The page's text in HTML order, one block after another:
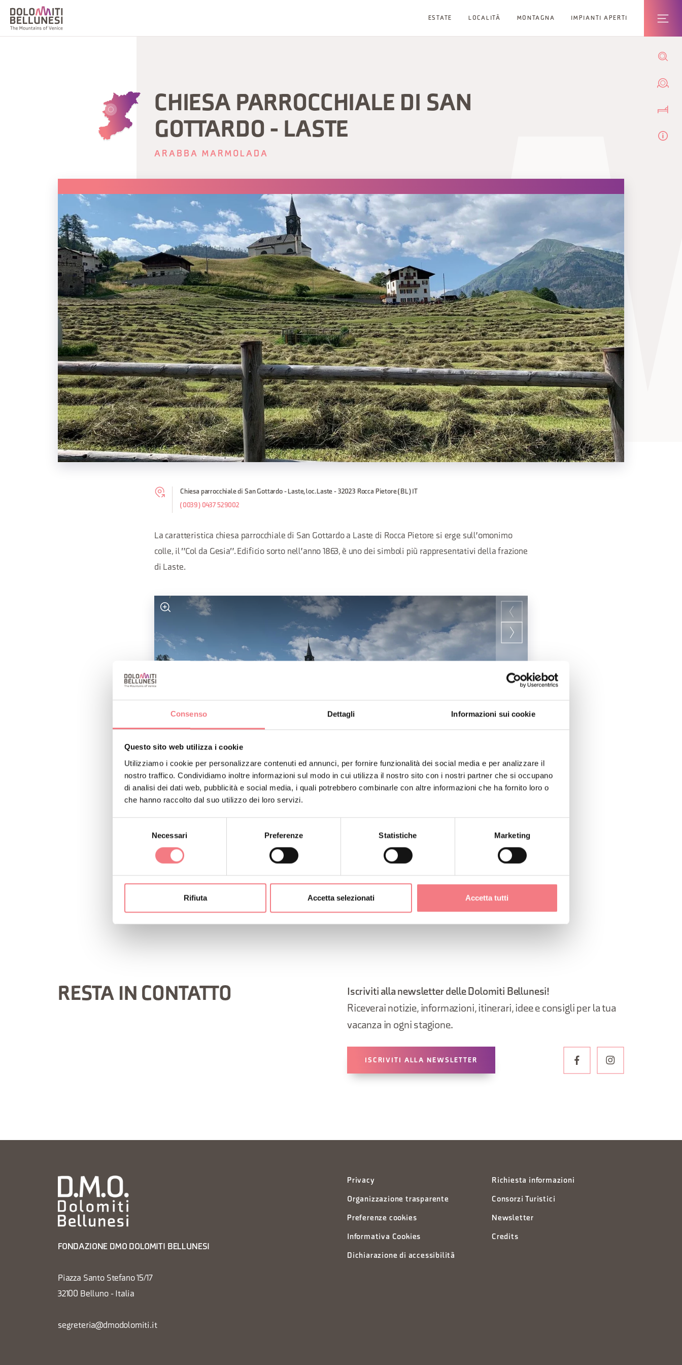
Consenso Dettagli Informazioni sui cookie
Questo sito web utilizza i cookie
Utilizziamo i cookie per personalizzare contenuti ed annunci, per fornire funzionalità dei social media e per analizzare il
nostro traffico. Condividiamo inoltre informazioni sul modo in cui utilizza il nostro sito con i nostri partner che si occupano
di analisi dei dati web, pubblicità e social media, i quali potrebbero combinarle con altre informazioni che ha fornito loro o
che hanno raccolto dal suo utilizzo dei loro servizi.
Necessari Preferenze Statistiche Marketing
Rifiuta Accetta selezionati Accetta tutti
ESTATE LOCALITÀ MONTAGNA IMPIANTI APERTI
CHIESA PARROCCHIALE DI SAN
GOTTARDO - LASTE
ARABBA MARMOLADA
Chiesa parrocchiale di San Gottardo - Laste, loc. Laste - 32023 Rocca Pietore (BL) IT
(0039) 0437 529002
La caratteristica chiesa parrocchiale di San Gottardo a Laste di Rocca Pietore si erge sull'omonimo
colle, il "Col da Gesia". Edificio sorto nell'anno 1863, è uno dei simboli più rappresentativi della frazione
di Laste.
RESTA IN CONTATTO
Iscriviti alla newsletter delle Dolomiti Bellunesi!
Riceverai notizie, informazioni, itinerari, idee e consigli per la tua
vacanza in ogni stagione.
ISCRIVITI ALLA NEWSLETTER
FONDAZIONE DMO DOLOMITI BELLUNESI
Piazza Santo Stefano 15/17
32100 Belluno - Italia
segreteria@dmodolomiti.it
Privacy
Organizzazione trasparente
Preferenze cookies
Informativa Cookies
Dichiarazione di accessibilità
Richiesta informazioni
Consorzi Turistici
Newsletter
Credits